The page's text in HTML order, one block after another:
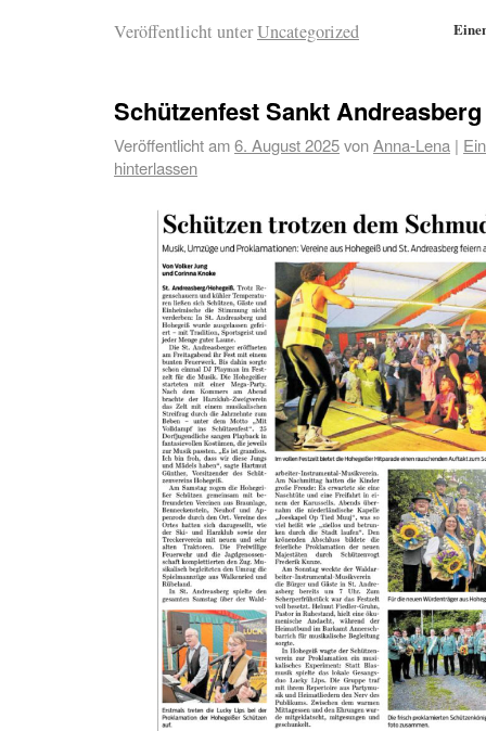
Veröffentlicht unterUncategorized
Schützenfest Sankt Andreasberg
Veröffentlicht am6. August 2025vonAnna-Lena |
hinterlassen